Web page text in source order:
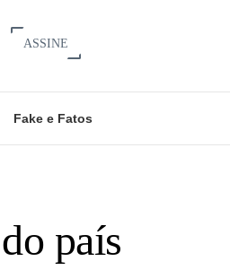
ASSINE
Fake e Fatos
país